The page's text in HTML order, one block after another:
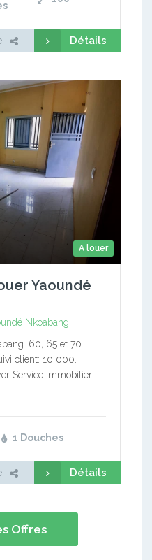
Détails
A louer
Yaoundé
Nkoabang
60, 65 et 70
client: 10 000.
Service immobilier
1 Douches
Détails
Offres